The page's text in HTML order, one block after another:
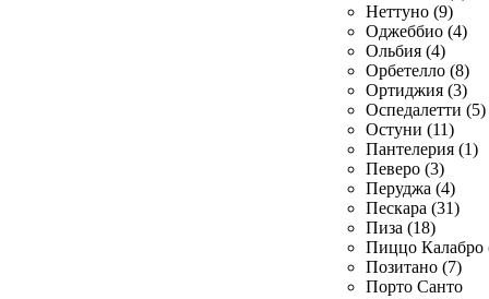
Неттуно (9)
Оджеббио (4)
Ольбия (4)
Орбетелло (8)
Ортиджия (3)
Оспедалетти (5)
Остуни (11)
Пантелерия (1)
Певеро (3)
Перуджа (4)
Пескара (31)
Пиза (18)
Пиццо Калабро
Позитано (7)
Порто Санто